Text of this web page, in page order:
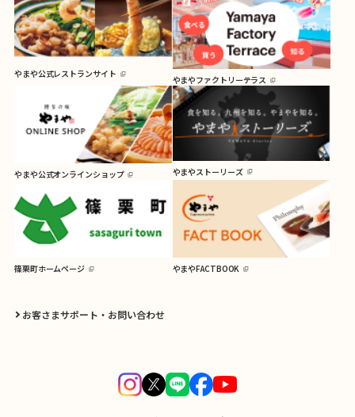
お客さまサポート・お問い合わせ
やまや公式レストランサイト
やまやファクトリーテラス
やまや公式オンラインショップ やまやストーリーズ
篠栗町ホームページ やまやFACTBOOK